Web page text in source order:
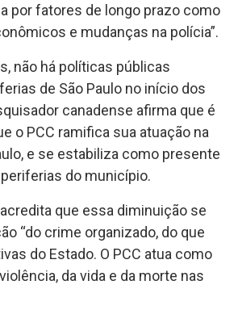
por fatores de longo prazo como
e mudanças na polícia”.
não há políticas públicas
de São Paulo no início dos
canadense afirma que é
o PCC ramifica sua atuação na
e se estabiliza como presente
do município.
que essa diminuição se
“do crime organizado, do que
do Estado. O PCC atua como
da vida e da morte nas